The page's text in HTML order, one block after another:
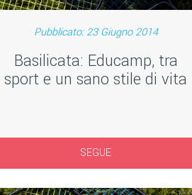
Pubblicato: 23 Giugno 2014
Basilicata: Educamp, tra
sport e un sano stile di vita
SEGUE